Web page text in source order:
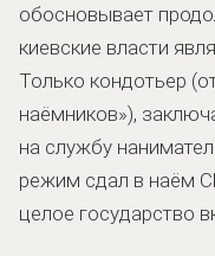
обосновывает
киевские власти
Только кондотьер
наёмников»),
на службу
режим сдал в наём
целое государство